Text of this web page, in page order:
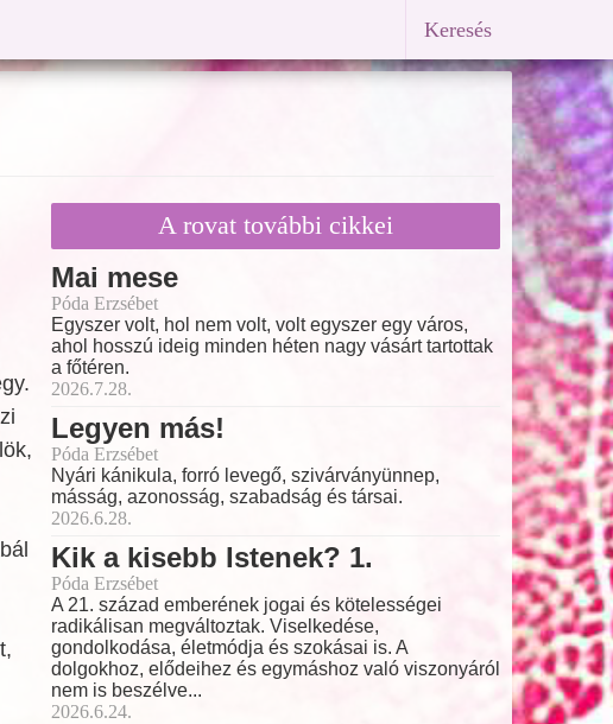
Keresés
A rovat további cikkei
Mai mese
Póda Erzsébet
Egyszer volt, hol nem volt, volt egyszer egy város,
ahol hosszú ideig minden héten nagy vásárt tartottak
a főtéren.
2026.7.28.
Legyen más!
Póda Erzsébet
Nyári kánikula, forró levegő, szivárványünnep,
másság, azonosság, szabadság és társai.
2026.6.28.
Kik a kisebb Istenek? 1.
Póda Erzsébet
A 21. század emberének jogai és kötelességei
radikálisan megváltoztak. Viselkedése,
gondolkodása, életmódja és szokásai is. A
dolgokhoz, elődeihez és egymáshoz való viszonyáról
nem is beszélve...
2026.6.24.